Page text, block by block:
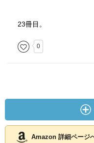
23冊目。
0
Amazon 詳細ページ